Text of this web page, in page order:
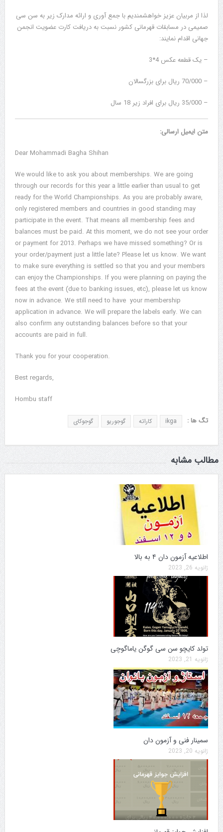
لذا از مربیان عزیز خواهشمندیم با جمع آوری و ارائه مدارک زیر به سن سی
صمیمی در مسابقات قهرمانی کشور نسبت به دریافت کارت عضویت انجمن
جهانی اقدام نمایند:
– یک قطعه عکس 4*3
– 70/000 ریال برای بزرگسالان
– 35/000 ریال برای افراد زیر 18 سال
متن ایمیل ارسالی:
Dear Mohammadi Bagha Shihan
We would like to ask you about memberships. We are going
through our records for this year a little earlier than usual to get
ready for the World Championships. As you are probably aware,
only registered members and countries in good standing may
participate in the event. That means all membership fees and
balances must be paid. At this moment, we do not see your order
or payment for 2013. Perhaps we have missed something? Or is
your order/payment just a little late? Please let us know. We want
to make sure everything is settled so that you and your members
can enjoy the Championships. If you were planning on paying the
fees at the event (due to banking issues, etc), please let us know
now in advance. We still need to have your membership
application in advance. We will prepare the labels early. We can
also confirm any outstanding balances before so that your
accounts are paid in full.
Thank you for your cooperation.
Best regards,
Hombu staff
تگ ها : ikga کاراته گوجوریو گوجوکای
مطالب مشابه
اطلاعیه آزمون دان ۴ به بالا
ژانویه 26, 2023
تولد کایچو سن سی گوگن یاماگوچی
ژانویه 21, 2023
سمینار فنی و آزمون دان
ژانویه 20, 2023